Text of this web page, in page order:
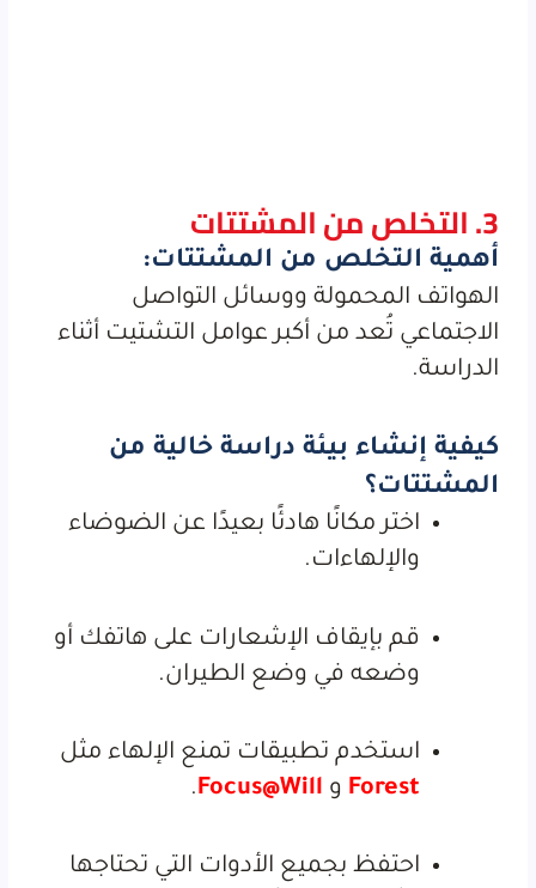
3. التخلص من المشتتات
أهمية التخلص من المشتتات:
الهواتف المحمولة ووسائل التواصل
الاجتماعي تُعد من أكبر عوامل التشتيت أثناء
الدراسة.
كيفية إنشاء بيئة دراسة خالية من
المشتتات؟
اختر مكانًا هادئًا بعيدًا عن الضوضاء
والإلهاءات.
قم بإيقاف الإشعارات على هاتفك أو
وضعه في وضع الطيران.
استخدم تطبيقات تمنع الإلهاء مثل
Forest و Focus@Will
.
احتفظ بجميع الأدوات التي تحتاجها